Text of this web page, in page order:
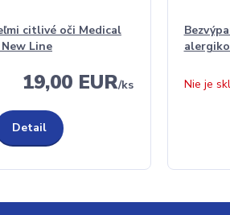
citlivé oči Medical
Line
19,00 EUR/ks
Detail
Nie je